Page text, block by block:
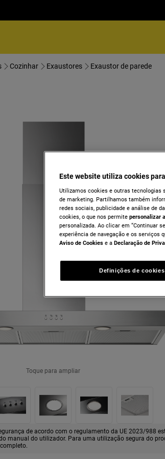
Cozinhar Exaustores Exaustor de parede
Toque para ampliar
de acordo com o regulamento da UE 2023/988
manual do utilizador. Para uma utilização segura do
Este website utiliza cookies
Utilizamos cookies e outras tecnologias
de marketing. Partilhamos também
redes sociais, publicidade e análise de
cookies, o que nos permite personalizar
personalizada. Ao clicar em “Continuar
experiência de navegação e os serviços
Aviso de Cookies e a Declaração de
Definições de cookies